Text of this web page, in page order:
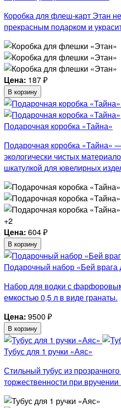
Коробка для флеш-карт Этан
прекрасным подарком и
Цена: 187₽
В корзину
Подарочная коробка «Тайна»
Подарочная коробка «Тайна»
экологически чистых
шкатулкой для ювелирных
+2
Цена: 604₽
В корзину
Подарочный набор «Бей врага
Набор для водки с
емкостью 0,5 л в виде гранаты.
Цена: 9500 ₽
В корзину
Тубус для 1 ручки «Аяс»
Стильный тубус из
торжественности при